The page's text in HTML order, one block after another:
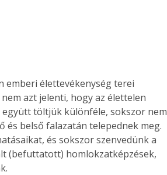
élettevékenység terei 
azt jelenti, hogy az élettelen
töltjük különféle, sokszor nem
és belső falazatán telepednek meg.
és sokszor szenvedünk a
(befuttatott) homlokzatképzések,